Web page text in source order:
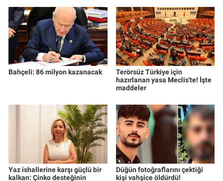
Bahçeli: 86 milyon kazanacak
Terörsüz Türkiye için
hazırlanan yasa Meclis'te! İşte
maddeler
Yaz ishallerine karşı güçlü bir
kalkan: Çinko desteğinin
Düğün fotoğraflarını çektiği
kişi vahşice öldürdü!